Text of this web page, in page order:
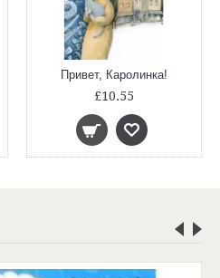
Привет, Каролинка!
£10.55